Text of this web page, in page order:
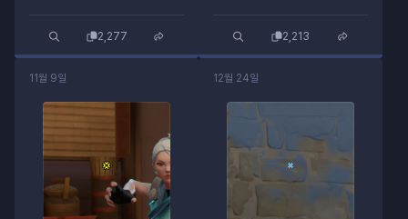
2,277 2,213
11월 9일 12월 24일